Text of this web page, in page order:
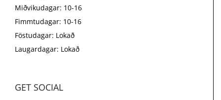
Miðvikudagar: 10-16
Fimmtudagar: 10-16
Föstudagar: Lokað
Laugardagar: Lokað
GET SOCIAL